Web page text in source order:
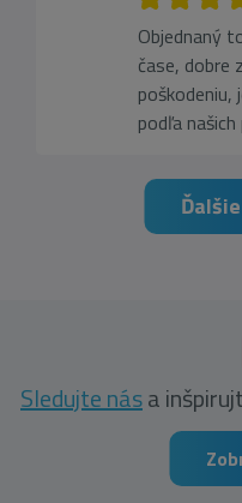
Objednaný
čase, dobre
poškodeniu,
podľa
Sledujte nása